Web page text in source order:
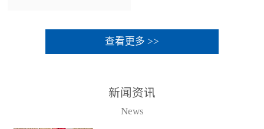
查看更多 >>
新闻资讯
News